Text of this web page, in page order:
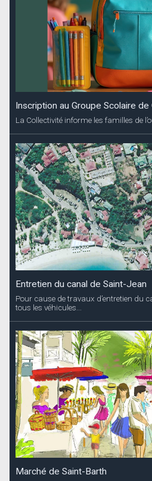
Inscription au Groupe Scolaire de
La Collectivité informe les familles de
Entretien du canal de Saint-Jean
Pour cause de travaux d’entretien du
tous les véhicules...
Marché de Saint-Barth